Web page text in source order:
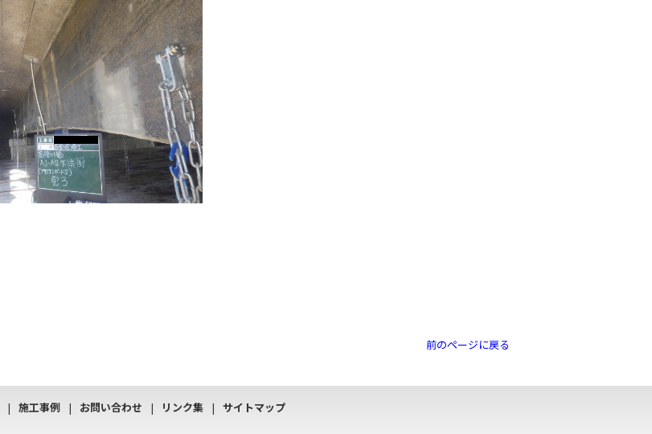
前のページに戻る
施工事例 お問い合わせ リンク集 サイトマップ